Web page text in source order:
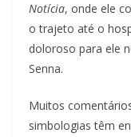
Notícia, onde ele
o trajeto até o
doloroso para ele
Senna.
Muitos
simbologias têm